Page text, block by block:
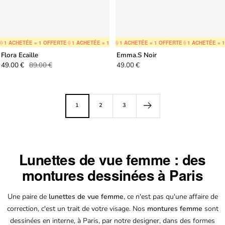
= 1 OFFERTE🍦1 ACHETÉE = 1 OFFERTE🍦1 ACHETÉE = 1 OFFERTE🍦1
Flora Ecaille
Prix
49.00 € Prix
89.00 €
🍦 1 ACHETÉE = 1 OFFERTE 🍦 1 ACHETÉE = 1 OFFERTE🍦1 ACHETÉE = 1
Emma.S Noir
Prix
49.00 €
1 2 3
Lunettes de vue femme : des
montures dessinées à Paris
Une paire de lunettes de vue femme, ce n'est pas qu'une affaire de
correction, c'est un trait de votre visage. Nos montures femme sont
dessinées en interne, à Paris, par notre designer, dans des formes